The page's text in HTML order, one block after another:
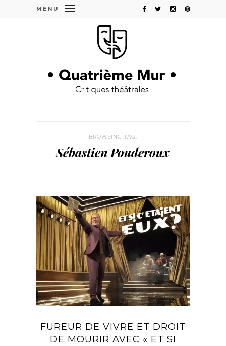
MENU
BROWSING TAG:
Sébastien Pouderoux
FUREUR DE VIVRE ET DROIT
DE MOURIR AVEC « ET SI